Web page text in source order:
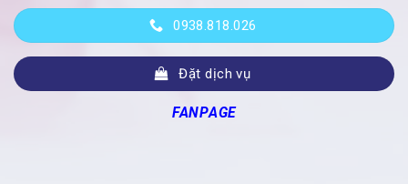
0938.818.026
Đặt dịch vụ
FANPAGE